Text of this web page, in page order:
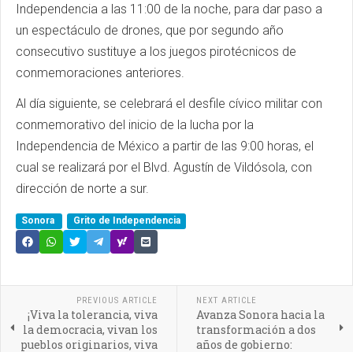
Independencia a las 11:00 de la noche, para dar paso a
un espectáculo de drones, que por segundo año
consecutivo sustituye a los juegos pirotécnicos de
conmemoraciones anteriores.
Al día siguiente, se celebrará el desfile cívico militar con
conmemorativo del inicio de la lucha por la
Independencia de México a partir de las 9:00 horas, el
cual se realizará por el Blvd. Agustín de Vildósola, con
dirección de norte a sur.
Sonora Grito de Independencia
PREVIOUS ARTICLE
¡Viva la tolerancia, viva
la democracia, vivan los
pueblos originarios, viva
NEXT ARTICLE
Avanza Sonora hacia la
transformación a dos
años de gobierno: